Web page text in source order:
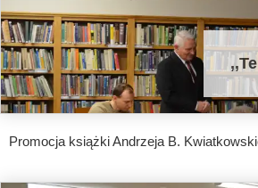
Promocja książki Andrzeja B.